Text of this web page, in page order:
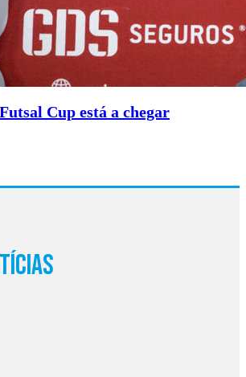
Cup está a chegar